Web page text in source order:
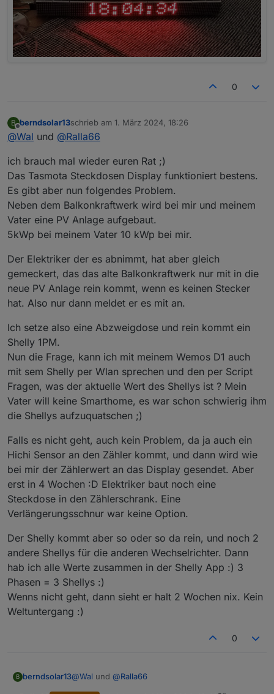
if Timer==40
then
->DisplayText [z]
->DisplayText [l2c1] Ladung %coul% W
endif
->DisplayText [l1c3] %Text1%
>E
volt=WebQuery#StatusSNS#pylon#Voltage
curr=WebQuery#StatusSNS#pylon#Current
temp=WebQuery#StatusSNS#pylon#Temperature
coul=WebQuery#StatusSNS#pylon#Coulomb
>W
Spannung{m}%2volt% V
Strom{m}%0curr% mA
Temperatur{m}%2temp% C
0
B
Offline
berndsolar13schrieb am 1. März 2024, 18:26
zuletzt editiert von
@Wal und @Ralla66
ich brauch mal wieder euren Rat ;)
Das Tasmota Steckdosen Display funktioniert bestens.
Es gibt aber nun folgendes Problem.
Neben dem Balkonkraftwerk wird bei mir und meinem
Vater eine PV Anlage aufgebaut.
5kWp bei meinem Vater 10 kWp bei mir.
Der Elektriker der es abnimmt, hat aber gleich
gemeckert, das das alte Balkonkraftwerk nur mit in die
neue PV Anlage rein kommt, wenn es keinen Stecker
hat. Also nur dann meldet er es mit an.
Ich setze also eine Abzweigdose und rein kommt ein
Shelly 1PM.
Nun die Frage, kann ich mit meinem Wemos D1 auch
mit sem Shelly per Wlan sprechen und den per Script
Fragen, was der aktuelle Wert des Shellys ist ? Mein
Vater will keine Smarthome, es war schon schwierig ihm
die Shellys aufzuquatschen ;)
Falls es nicht geht, auch kein Problem, da ja auch ein
Hichi Sensor an den Zähler kommt, und dann wird wie
bei mir der Zählerwert an das Display gesendet. Aber
erst in 4 Wochen :D Elektriker baut noch eine
Steckdose in den Zählerschrank. Eine
Verlängerungsschnur war keine Option.
Der Shelly kommt aber so oder so da rein, und noch 2
andere Shellys für die anderen Wechselrichter. Dann
hab ich alle Werte zusammen in der Shelly App :) 3
Phasen = 3 Shellys :)
Wenns nicht geht, dann sieht er halt 2 Wochen nix. Kein
Weltuntergang :)
0
B berndsolar13@Wal und @Ralla66